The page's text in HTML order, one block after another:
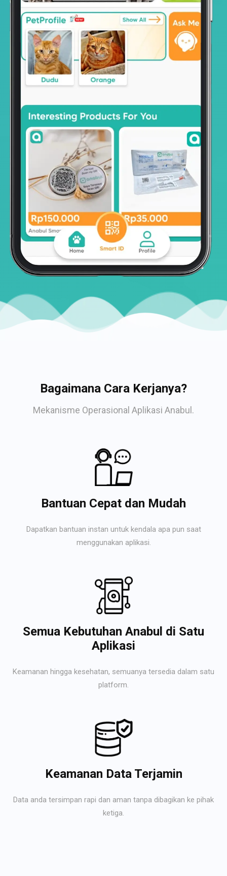
Bagaimana Cara Kerjanya?
Mekanisme Operasional Aplikasi Anabul.
Bantuan Cepat dan Mudah
Dapatkan bantuan instan untuk kendala apa pun saat
menggunakan aplikasi.
Semua Kebutuhan Anabul di Satu
Aplikasi
Keamanan hingga kesehatan, semuanya tersedia dalam satu
platform.
Keamanan Data Terjamin
Data anda tersimpan rapi dan aman tanpa dibagikan ke pihak
ketiga.